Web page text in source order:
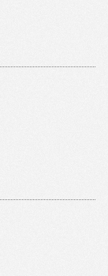
раз цунами. В
побережье
Японии и
бассейна и
не только
– «Наша
Это
вплоть до
поля в
счетов. Равно